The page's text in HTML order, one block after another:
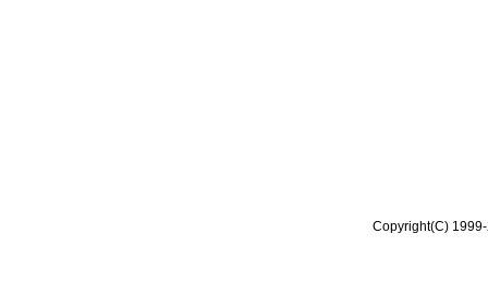
Copyright(C)